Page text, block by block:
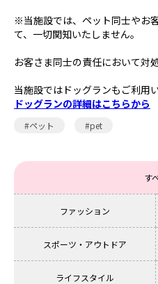
※当施設では、ペット同士やお
て、一切関知いたしません。
お客さま同士の責任において対
当施設ではドッグランもご利用
ドッグランの詳細はこちらから
#ペット #pet
す
ファッション
スポーツ・アウトドア
ライフスタイル